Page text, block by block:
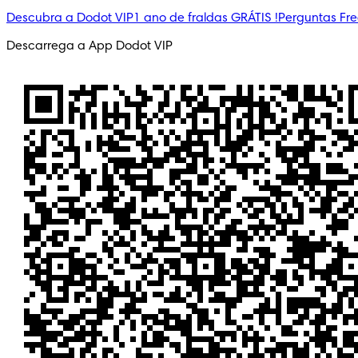
Descubra a Dodot VIP1 ano de fraldas GRÁTIS !Perguntas
Descarrega a App Dodot VIP